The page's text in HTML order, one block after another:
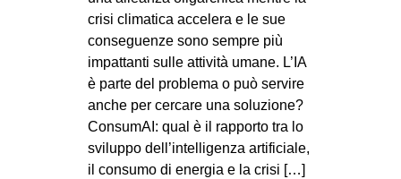
MOVIMENTI
AMBIENTE
DIRITTO ALL’ABITARE
GENERI
crisi climatica accelera e le sue
conseguenze sono sempre più
impattanti sulle attività umane. L’IA
è parte del problema o può servire
anche per cercare una soluzione?
ConsumAI: qual è il rapporto tra lo
sviluppo dell’intelligenza artificiale,
il consumo di energia e la crisi […]